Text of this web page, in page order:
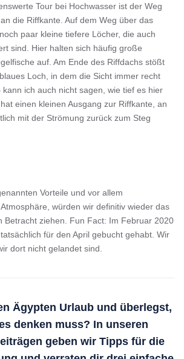
Tour bei Hochwasser ist der Weg
die Riffkante. Auf dem Weg über das
paar kleine tiefere Löcher, die auch
sind. Hier halten sich häufig große
auf. Am Ende des Riffdachs stößt
Loch, in dem die Sicht immer recht
ich auch nicht sagen, wie tief es hier
einen kleinen Ausgang zur Riffkante, an
mit der Strömung zurück zum Steg
Vorteile und vor allem
würden wir definitiv wieder das
Betracht ziehen. Fun Fact: Im Februar 2020
für den April gebucht gehabt. Wir
dort nicht gelandet sind.
Ägypten Urlaub und überlegst,
denken muss? In unseren
geben wir Tipps für die